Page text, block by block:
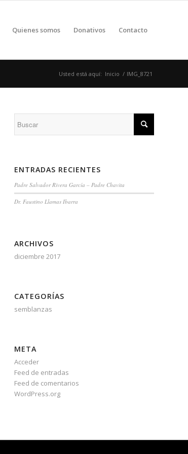
Quienes somos Donativos Contacto
Usted está aquí: Inicio / IMG_8721
ENTRADAS RECIENTES
Padre Salvador Rivera García – Padre Chavita
Dr. Faustino Llamas Ibarra
ARCHIVOS
diciembre 2017
CATEGORÍAS
semblanzas
META
Acceder
Feed de entradas
Feed de comentarios
WordPress.org